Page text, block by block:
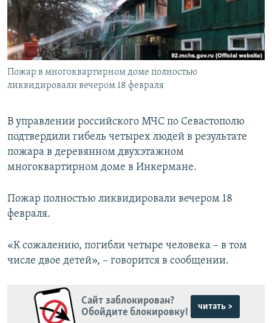
ПОБЕДИТЕЛЕЙ НЕ СУДЯТ?
КРЫМ.НЕПОКОРЕННЫЙ
ELIFBE
УКРАИНСКАЯ ПРОБЛЕМА КРЫМА
ПРИСОЕДИНЯЙТЕСЬ!
Все сайты RFE/RL
Пожар в многоквартирном доме полностью
ликвидировали вечером 18 февраля
В управлении российского МЧС по Севастополю
подтвердили гибель четырех людей в результате
пожара в деревянном двухэтажном
многоквартирном доме в Инкермане.
Пожар полностью ликвидировали вечером 18
февраля.
«К сожалению, погибли четыре человека – в том
числе двое детей», – говорится в сообщении.
Сайт заблокирован?
Обойдите блокировку!
читать >